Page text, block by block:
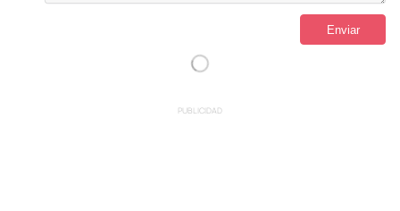
PUBLICIDAD